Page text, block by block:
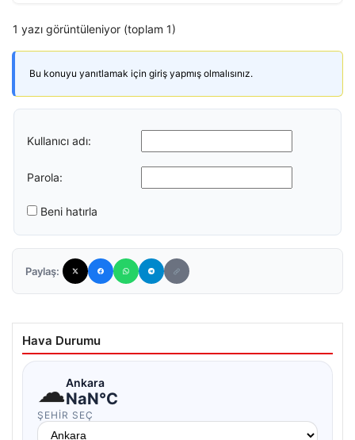
1 yazı görüntüleniyor (toplam 1)
Bu konuyu yanıtlamak için giriş yapmış olmalısınız.
Kullanıcı adı:
Parola:
Beni hatırla
Paylaş:
Hava Durumu
☁Ankara
NaN°C
ŞEHIR SEÇ